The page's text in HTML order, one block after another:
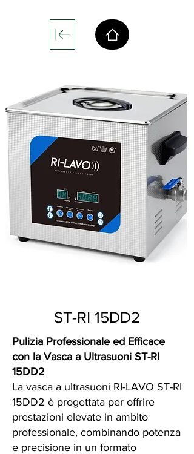
ST-RI 15DD2
Pulizia Professionale ed Efficace
con la Vasca a Ultrasuoni ST-RI
15DD2
La vasca a ultrasuoni RI-LAVO ST-RI
15DD2 è progettata per offrire
prestazioni elevate in ambito
professionale, combinando potenza
e precisione in un formato